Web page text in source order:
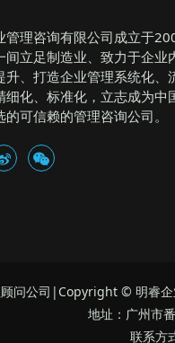
管理咨询有限公司成立于
间立足制造业、致力于企业
升、打造企业管理系统化、
细化、标准化，立志成为中
的可信赖的管理咨询公司。
问公司|Copyright © 明睿
地址：广州市
联系方